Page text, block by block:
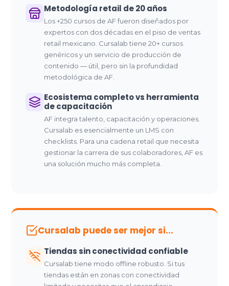
Metodología retail de 20 años
Los +250 cursos de AF fueron diseñados por
expertos con dos décadas en el piso de ventas
retail mexicano. Cursalab tiene 20+ cursos
genéricos y un servicio de producción de
contenido — útil, pero sin la profundidad
metodológica de AF.
Ecosistema completo vs herramienta
de capacitación
AF integra talento, capacitación y operaciones.
Cursalab es esencialmente un LMS con
checklists. Para una cadena retail que necesita
gestionar la carrera de sus colaboradores, AF es
una solución mucho más completa.
Cursalab puede ser mejor si...
Tiendas sin conectividad confiable
Cursalab tiene modo offline robusto. Si tus
tiendas están en zonas con conectividad